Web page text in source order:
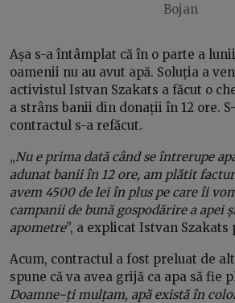
Bojan
Așa s-a întâmplat că în o parte a
oamenii nu au avut apă. Soluția a
activistul Istvan Szakats a făcut o
a strâns banii din donații în 12 ore.
contractul s-a refăcut.
„Nu e prima dată când se întrerupe
adunat banii în 12 ore, am plătit
avem 4500 de lei în plus pe care îi
campanii de bună gospodărire a apei
apometre”, a explicat Istvan Szakats
Acum, contractul a fost preluat de
spune că va avea grijă ca apa să fie
Doamne-ți mulțam, apă există în